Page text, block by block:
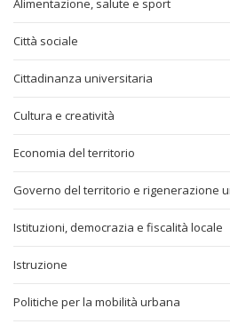
Città sociale
Cittadinanza universitaria
Cultura e creatività
Economia del territorio
Governo del territorio e rigenerazione
Istituzioni, democrazia e fiscalità locale
Istruzione
Politiche per la mobilità urbana